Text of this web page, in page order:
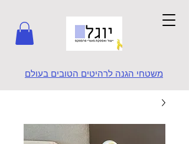
משטחי הגנה לרהיטים הטובים בעולם